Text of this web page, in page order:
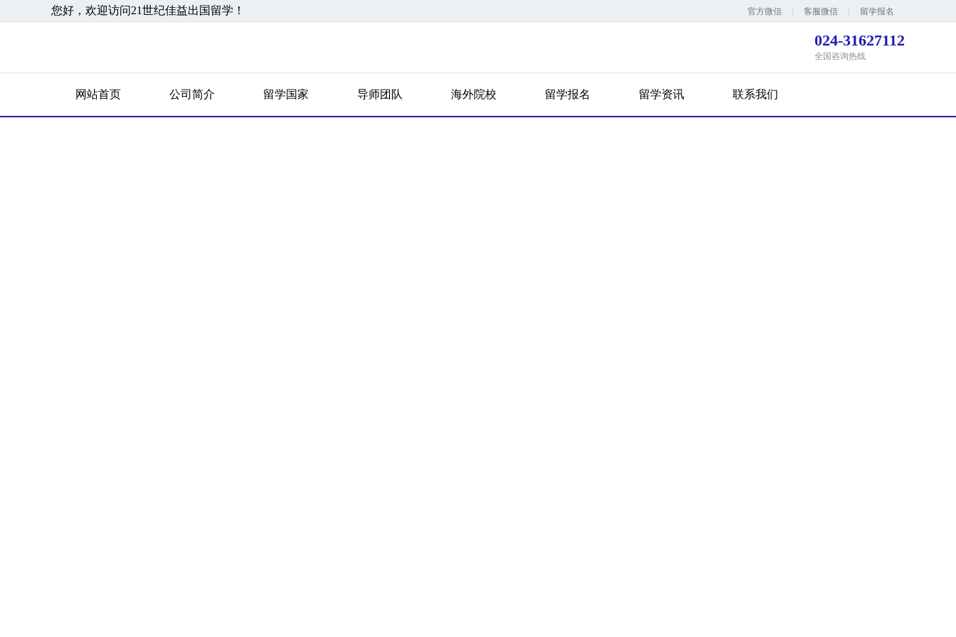
您好，欢迎访问21世纪佳益出国留学！ 官方微信 客服微信 留学报名
024-31627112
全国咨询热线
网站首页 公司简介 留学国家 导师团队 海外院校 留学报名 留学资讯 联系我们